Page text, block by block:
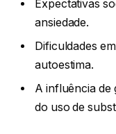
Expectativas
ansiedade.
Dificuldades
autoestima.
A influência de
do uso de